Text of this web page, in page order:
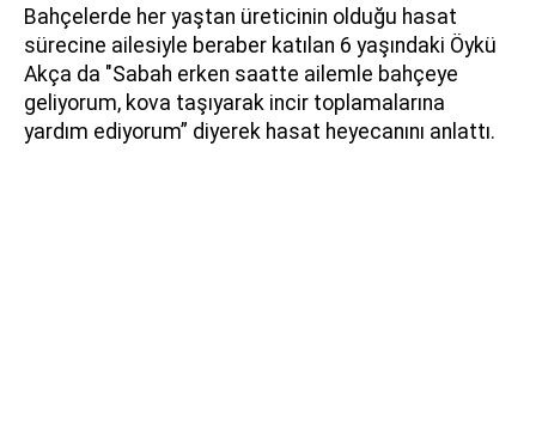
Bahçelerde her yaştan üreticinin olduğu hasat
sürecine ailesiyle beraber katılan 6 yaşındaki Öykü
Akça da "Sabah erken saatte ailemle bahçeye
geliyorum, kova taşıyarak incir toplamalarına
yardım ediyorum” diyerek hasat heyecanını anlattı.